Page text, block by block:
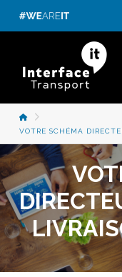
ACCUEIL
VOTRE SCHÉMA